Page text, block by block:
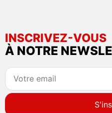
INSCRIVEZ-VOUS
À NOTRE